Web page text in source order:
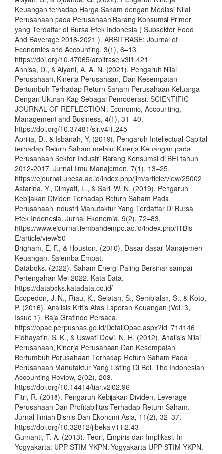
Keuangan terhadap Harga Saham dengan Mediasi Nilai
Perusahaan pada Perusahaan Barang Konsumsi Primer
yang Terdaftar di Bursa Efek Indonesia ( Subsektor Food
And Baverage 2018-2021 ). ARBITRASE: Journal of
Economics and Accounting, 3(1), 6–13.
https://doi.org/10.47065/arbitrase.v3i1.421
Annisa, D., & Alyani, A. A. N. (2021). Pengaruh Nilai
Perusahaan, Kinerja Perusahaan, Dan Kesempatan
Bertumbuh Terhadap Return Saham Perusahaan Keluarga
Dengan Ukuran Kap Sebagai Pemoderasi. SCIENTIFIC
JOURNAL OF REFLECTION : Economic, Accounting,
Management and Business, 4(1), 31–40.
https://doi.org/10.37481/sjr.v4i1.245
Aprilia, D., & Isbanah, Y. (2019). Pengaruh Intellectual Capital
terhadap Return Saham melalui Kinerja Keuangan pada
Perusahaan Sektor Industri Barang Konsumsi di BEI tahun
2012-2017. Jurnal Ilmu Manajemen, 7(1), 13–25.
https://ejournal.unesa.ac.id/index.php/jim/article/view/25002
Astarina, Y., Dimyati, L., & Sari, W. N. (2019). Pengaruh
Kebijakan Dividen Terhadap Return Saham Pada
Perusahaan Industri Manufaktur Yang Terdaftar Di Bursa
Efek Indonesia. Jurnal Ekonomia, 9(2), 72–83.
https://www.ejournal.lembahdempo.ac.id/index.php/ITBis-
E/article/view/50
Brigham, E. F., & Houston. (2010). Dasar-dasar Manajemen
Keuangan. Salemba Empat.
Databoks. (2022). Saham Energi Paling Bersinar sampai
Pertengahan Mei 2022. Kata Data.
https://databoks.katadata.co.id/
Ecopedon, J. N., Riau, K., Selatan, S., Sembialan, S., & Koto,
P. (2016). Analisis Kritis Atas Laporan Keuangan (Vol. 3,
Issue 1). Raja Grafindo Persada.
https://opac.perpusnas.go.id/DetailOpac.aspx?id=714146
Fidhayatin, S. K., & Uswati Dewi, N. H. (2012). Analisis Nilai
Perusahaan, Kinerja Perusahaan Dan Kesempatan
Bertumbuh Perusahaan Terhadap Return Saham Pada
Perusahaan Manufaktur Yang Listing Di Bei. The Indonesian
Accounting Review, 2(02), 203.
https://doi.org/10.14414/tiar.v2i02.96
Fitri, R. (2018). Pengaruh Kebijakan Dividen, Leverage
Perusahaan Dan Profitabilitas Terhadap Return Saham.
Jurnal Ilmiah Bisnis Dan Ekonomi Asia, 11(2), 32–37.
https://doi.org/10.32812/jibeka.v11i2.43
Gumanti, T. A. (2013). Teori, Empiris dan Implikasi. In
Yogyakarta: UPP STIM YKPN. Yogyakarta UPP STIM YKPN.